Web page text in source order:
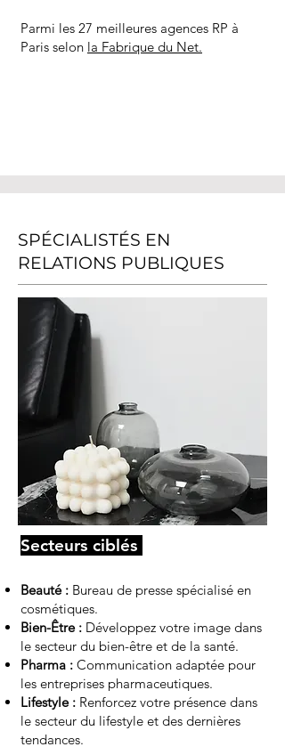
Parmi les 27 meilleures agences RP à
Paris selon la Fabrique du Net.
SPÉCIALISTÉS EN
RELATIONS PUBLIQUES
Secteurs ciblés
Beauté : Bureau de presse spécialisé en
cosmétiques.
Bien-Être : Développez votre image dans
le secteur du bien-être et de la santé.
Pharma : Communication adaptée pour
les entreprises pharmaceutiques.
Lifestyle : Renforcez votre présence dans
le secteur du lifestyle et des dernières
tendances.